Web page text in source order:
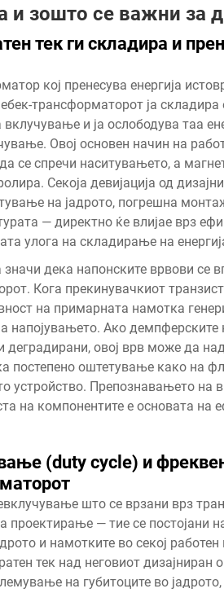
зошто се важни за
тек ги складира и
кој пренесува енергија
трансформаторот ја складира
и ја ослободува таа
Овој основен начин на
се спречи наситувањето, а
Секоја девијација од
на јадрото, погрешна
— директно ќе влијае врз
улога на складирање на
дека напонските врвови се
Кога прекинувачкиот
на примарната намотка
напојувањето. Ако
овој врв може да
постепено оштетување како на
устройство. Препознавањето на
на компонентите е основата на
(duty cycle) и
што се врзани врз
проектирање — тие се постојани
и намотките во секој работен
тек над неговиот дизајниран
на губитоците во